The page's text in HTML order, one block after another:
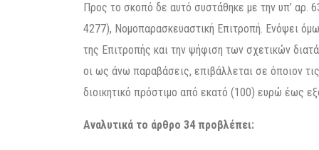
Προς το σκοπό δε αυτό συστάθηκε με την υπ’ αρ.
4277), Νομοπαρασκευαστική Επιτροπή. Ενόψει
της Επιτροπής και την ψήφιση των σχετικών
οι ως άνω παραβάσεις, επιβάλλεται σε όποιον
διοικητικό πρόστιμο από εκατό (100) ευρώ έως
Αναλυτικά το άρθρο 34 προβλέπει: